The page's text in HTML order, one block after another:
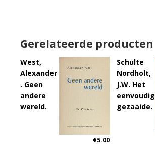
Gerelateerde producten
West,
Alexander
. Geen
andere
wereld.
€5.00
Schulte
Nordholt,
J.W. Het
eenvoudig
gezaaide.